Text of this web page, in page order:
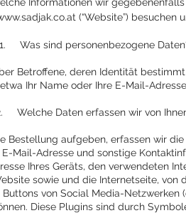
(“Website”) besuchen
1. Was sind personenbezogene
Betroffene, deren Identität
etwa Ihr Name oder Ihre E-Mail-
Welche Daten erfassen wir von
Bestellung aufgeben, erfassen wir
Mail-Adresse und sonstige
Ihres Geräts, den verwendeten
sowie und die Internetseite, von
von Social Media-Netzwerken
Diese Plugins sind durch